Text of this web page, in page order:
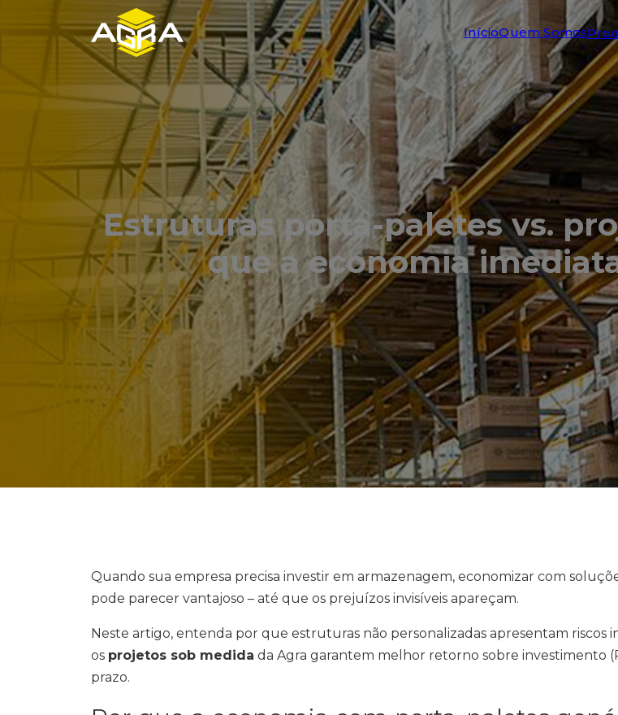
InícioQuem Somos
Estruturas porta-paletes vs.
que a economia
Quando sua empresa precisa investir em armazenagem, economizar com
pode parecer vantajoso – até que os prejuízos invisíveis apareçam.
Neste artigo, entenda por que estruturas não personalizadas apresentam riscos
os projetos sob medida da Agra garantem melhor retorno sobre investimento
prazo.